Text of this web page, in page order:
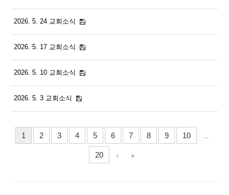
2026. 5. 24 교회소식
2026. 5. 17 교회소식
2026. 5. 10 교회소식
2026. 5. 3 교회소식
1 2 3 4 5 6 7 8 9 10
20